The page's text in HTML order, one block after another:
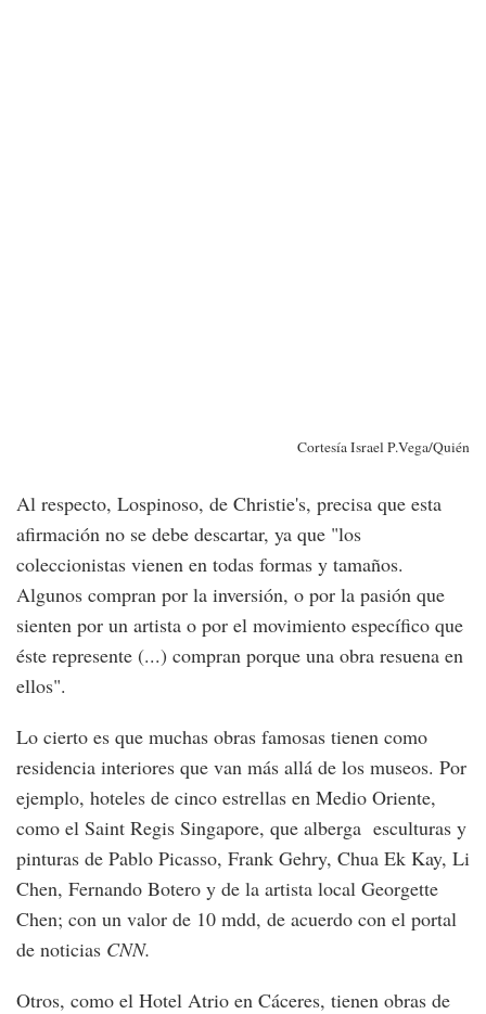
Cortesía Israel P.Vega/Quién
Al respecto, Lospinoso, de Christie's, precisa que esta
afirmación no se debe descartar, ya que "los
coleccionistas vienen en todas formas y tamaños.
Algunos compran por la inversión, o por la pasión que
sienten por un artista o por el movimiento específico que
éste represente (...) compran porque una obra resuena en
ellos".
Lo cierto es que muchas obras famosas tienen como
residencia interiores que van más allá de los museos. Por
ejemplo, hoteles de cinco estrellas en Medio Oriente,
como el Saint Regis Singapore, que alberga esculturas y
pinturas de Pablo Picasso, Frank Gehry, Chua Ek Kay, Li
Chen, Fernando Botero y de la artista local Georgette
Chen; con un valor de 10 mdd, de acuerdo con el portal
de noticias CNN.
Otros, como el Hotel Atrio en Cáceres, tienen obras de